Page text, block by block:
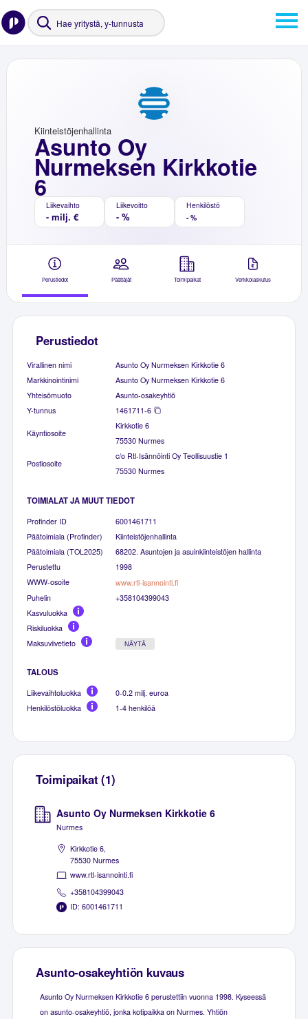
Asunto Oy
Nurmeksen Kirkkotie
6
Kiinteistöjenhallinta
Liikevaihto
- milj. €
Liikevoitto
- %
Henkilöstö
- %
Perustiedot Päättäjät Toimipaikat Verkkolaskutus
Perustiedot
Virallinen nimi
Asunto Oy Nurmeksen Kirkkotie 6
Markkinointinimi
Asunto Oy Nurmeksen Kirkkotie 6
Yhteisömuoto
Asunto-osakeyhtiö
Y-tunnus
1461711-6
Käyntiosoite
Kirkkotie 6
75530 Nurmes
Postiosoite
c/o Rtl-Isännöinti Oy Teollisuustie 1
75530 Nurmes
TOIMIALAT JA MUUT TIEDOT
Profinder ID
6001461711
Päätoimiala (Profinder)
Kiinteistöjenhallinta
Päätoimiala (TOL2025)
68202. Asuntojen ja asuinkiinteistöjen hallinta
Perustettu
1998
WWW-osoite
www.rtl-isannointi.fi
Puhelin
+358104399043
Kasvuluokka
Riskiluokka
Maksuviivetieto
NÄYTÄ
TALOUS
Liikevaihtoluokka
0-0.2 milj. euroa
Henkilöstöluokka
1-4 henkilöä
Toimipaikat (1)
Asunto Oy Nurmeksen Kirkkotie 6
Nurmes
Kirkkotie 6,
75530 Nurmes
www.rtl-isannointi.fi
+358104399043
ID: 6001461711
Asunto-osakeyhtiön kuvaus
Asunto Oy Nurmeksen Kirkkotie 6 perustettiin vuonna 1998. Kyseessä
on asunto-osakeyhtiö, jonka kotipaikka on Nurmes. Yhtiön